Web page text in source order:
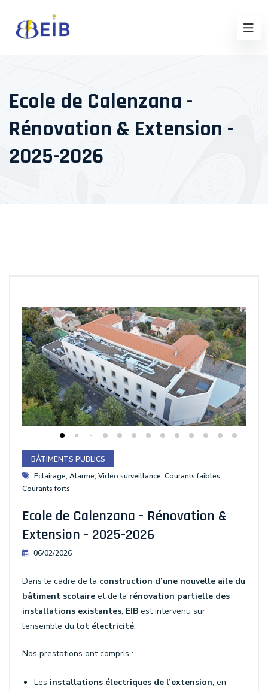
Ecole de Calenzana -
Rénovation & Extension -
2025-2026
BÂTIMENTS PUBLICS
Eclairage, Alarme, Vidéo surveillance, Courants faibles,
Courants forts
Ecole de Calenzana - Rénovation &
Extension - 2025-2026
06/02/2026
Dans le cadre de la construction d’une nouvelle aile du
bâtiment scolaire et de la rénovation partielle des
installations existantes, EIB est intervenu sur
l’ensemble du lot électricité.
Nos prestations ont compris :
Les installations électriques de l’extension, en